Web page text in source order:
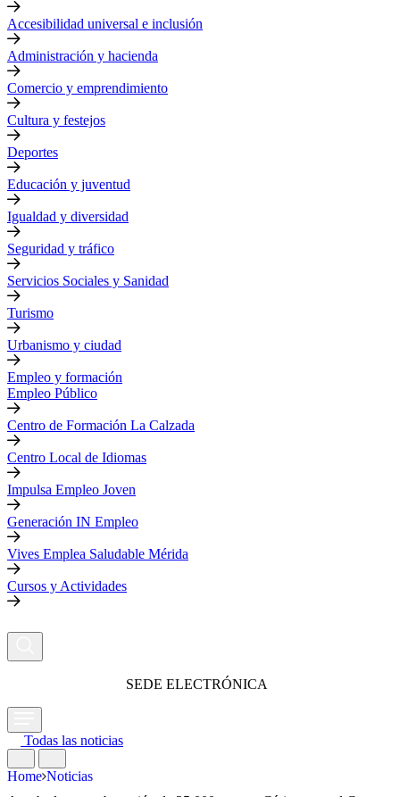
Accesibilidad universal e inclusión
Administración y hacienda
Comercio y emprendimiento
Cultura y festejos
Deportes
Educación y juventud
Igualdad y diversidad
Seguridad y tráfico
Servicios Sociales y Sanidad
Turismo
Urbanismo y ciudad
Empleo y formación
Empleo Público
Centro de Formación La Calzada
Centro Local de Idiomas
Impulsa Empleo Joven
Generación IN Empleo
Vives Emplea Saludable Mérida
Cursos y Actividades
SEDE ELECTRÓNICA
Todas las noticias
Home Noticias